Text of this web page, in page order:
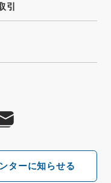
ターに知らせる
引